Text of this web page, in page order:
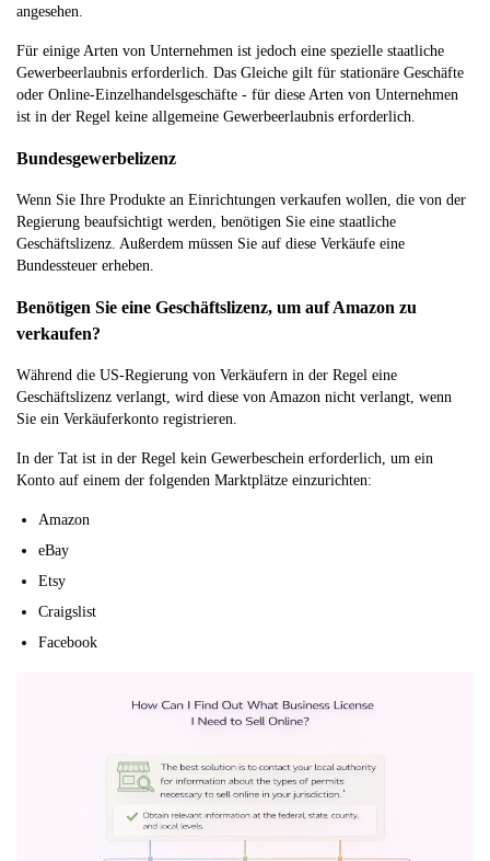
angesehen.
Für einige Arten von Unternehmen ist jedoch eine spezielle staatliche
Gewerbeerlaubnis erforderlich. Das Gleiche gilt für stationäre Geschäfte
oder Online-Einzelhandelsgeschäfte - für diese Arten von Unternehmen
ist in der Regel keine allgemeine Gewerbeerlaubnis erforderlich.
Bundesgewerbelizenz
Wenn Sie Ihre Produkte an Einrichtungen verkaufen wollen, die von der
Regierung beaufsichtigt werden, benötigen Sie eine staatliche
Geschäftslizenz. Außerdem müssen Sie auf diese Verkäufe eine
Bundessteuer erheben.
Benötigen Sie eine Geschäftslizenz, um auf Amazon zu
verkaufen?
Während die US-Regierung von Verkäufern in der Regel eine
Geschäftslizenz verlangt, wird diese von Amazon nicht verlangt, wenn
Sie ein Verkäuferkonto registrieren.
In der Tat ist in der Regel kein Gewerbeschein erforderlich, um ein
Konto auf einem der folgenden Marktplätze einzurichten:
Amazon
eBay
Etsy
Craigslist
Facebook